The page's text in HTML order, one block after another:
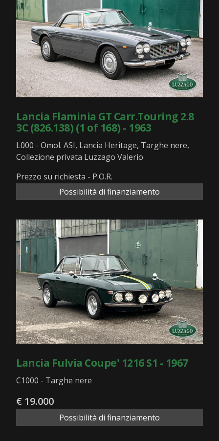
Lancia Flaminia GT Carr.Touring 2.8
3C (826.138) (1 of 168) - 1963
L000 - Omol. ASI, Lancia Heritage, Targhe nere,
Collezione privata Luzzago Valerio
Prezzo su richiesta - P.O.R.
Possibilità di finanziamento
Lancia Fulvia Coupe' 1216 S1 - 1967
C1000 - Targhe nere
€ 19.000
Possibilità di finanziamento